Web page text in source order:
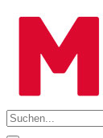
springen
Search
...